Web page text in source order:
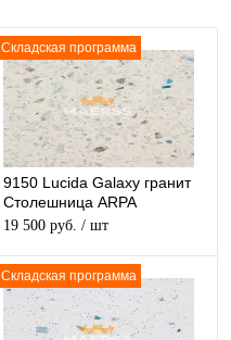
Складская программа
9150 Lucida Galaxy гранит
Столешница ARPA
глянцевая
19 500 руб. / шт
Складская программа